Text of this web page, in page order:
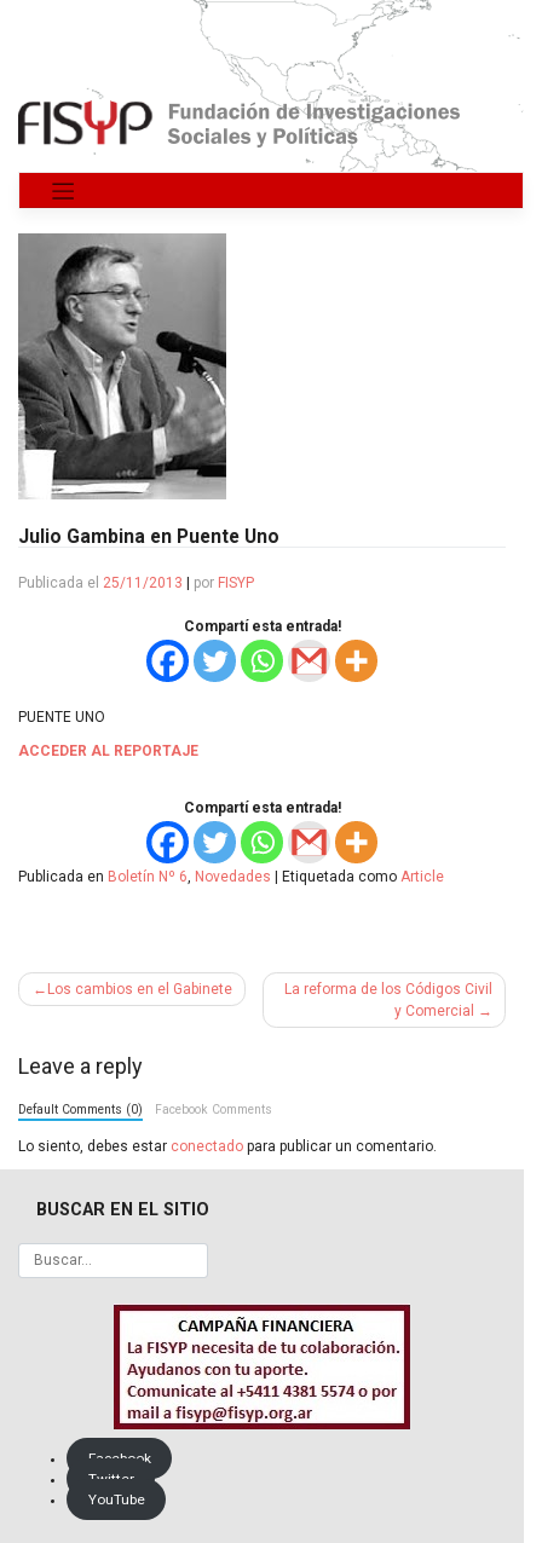
Saltar
Julio Gambina en Puente Uno
Publicada el 25/11/2013 por FISYP
Compartí esta entrada!
PUENTE UNO
ACCEDER AL REPORTAJE
Compartí esta entrada!
Publicada en Boletín Nº 6 Novedades | Etiquetada como Article
Navegación
entradas
Los cambios en el Gabinete
La reforma de los Códigos Civil
y Comercial
Leave a reply
Default Comments (0) Facebook Comments
Lo siento, debes estar conectado para publicar un comentario.
BUSCAR EN EL SITIO
Facebook
Twitter
YouTube